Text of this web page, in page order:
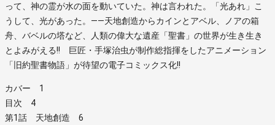
って、神の霊が水の面を動いていた。神は言われた。「光あれ」こ
うして、光があった。――天地創造からカインとアベル、ノアの箱
舟、バベルの塔など、人類の偉大な遺産「聖書」の世界が生き生き
とよみがえる!! 巨匠・手塚治虫が制作総指揮をしたアニメーション
「旧約聖書物語」が待望の電子コミックス化!!
カバー 1
目次 4
第1話 天地創造 6